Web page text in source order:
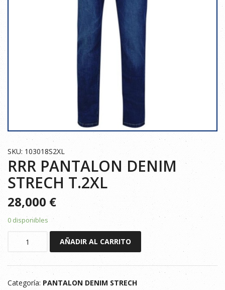
SKU: 103018S2XL
RRR PANTALON DENIM
STRECH T.2XL
28,000 €
0 disponibles
DENIM
STRECH
T.2XL
AÑADIR AL CARRITO
Categoría: PANTALON DENIM STRECH